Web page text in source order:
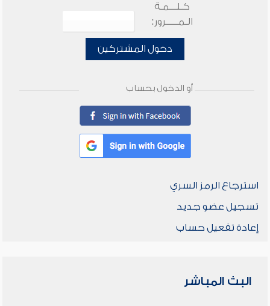
كـلـــمـة
الـمـــــرور:
دخول المشتركين
أو الدخول بحساب
استرجاع الرمز السري
تسجيل عضو جديد
إعادة تفعيل حساب
البث المباشر